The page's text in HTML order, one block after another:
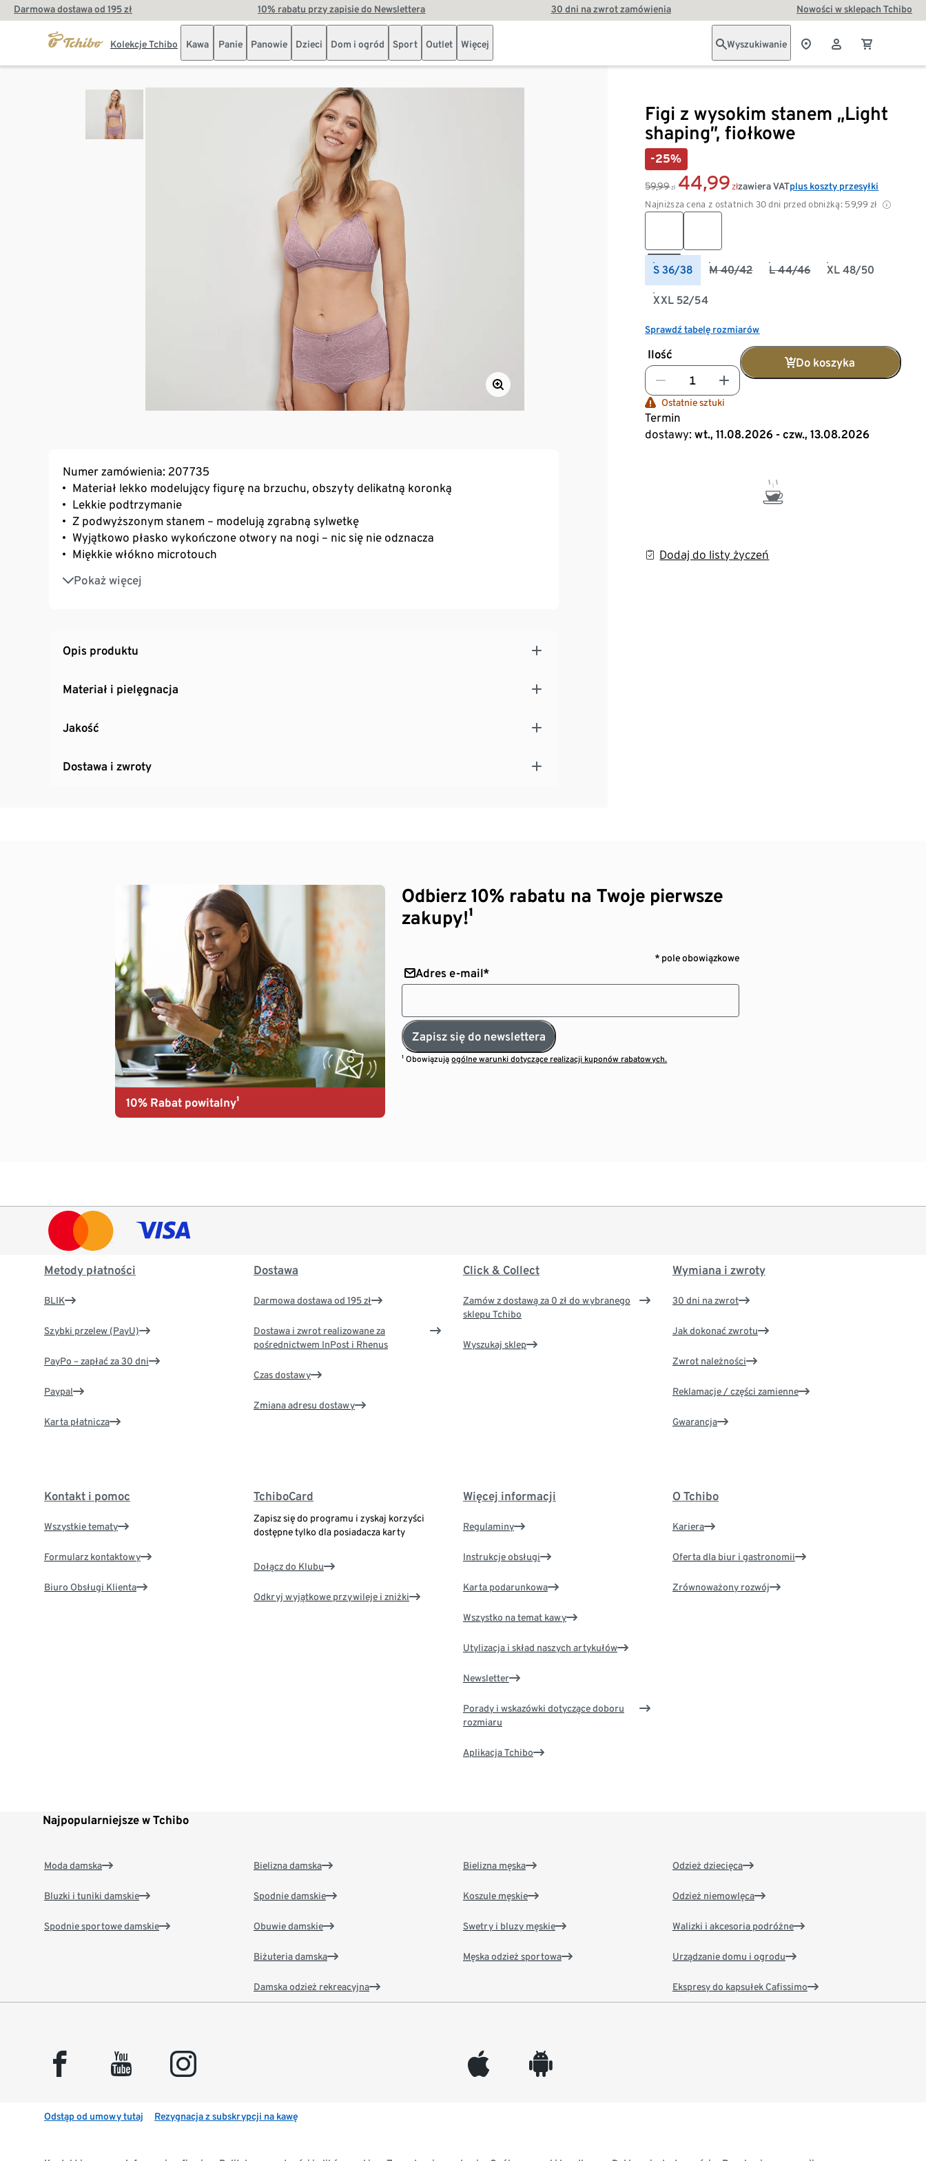
Darmowa dostawa od 195 zł 10% rabatu przy zapisie do Newslettera 30 dni na zwrot zamówienia Nowości w sklepach Tchibo
Kolekcje Tchibo Kawa Panie Panowie Dzieci Dom i ogród Sport Outlet Więcej Wyszukiwanie
Figi z wysokim stanem „Light
shaping”, fiołkowe
-25%
59,99 zł 44,99 zł
Najniższa cena z ostatnich 30 dni przed obniżką: 59,99 zł
zawiera VATplus koszty przesyłki
S 36/38 M 40/42 L 44/46 XL 48/50
XXL 52/54
Sprawdź tabelę rozmiarów
Ilość
Do koszyka
Ostatnie sztuki
Termin
dostawy: wt., 11.08.2026 - czw., 13.08.2026
Dodaj do listy życzeń
Numer zamówienia: 207735
Materiał lekko modelujący figurę na brzuchu, obszyty delikatną koronką
Lekkie podtrzymanie
Z podwyższonym stanem – modelują zgrabną sylwetkę
Wyjątkowo płasko wykończone otwory na nogi – nic się nie odznacza
Miękkie włókno microtouch
Pokaż więcej
Z zawartością wysokogatunkowego markowego elastanu zapewniającego trwałość i
wysoką wytrzymałość podczas prania
Opis produktu
Materiał i pielęgnacja
Jakość
Dostawa i zwroty
10% Rabat powitalny¹
Odbierz 10% rabatu na Twoje pierwsze
zakupy!¹
* pole obowiązkowe
Adres e-mail*
Zapisz się do newslettera
¹ Obowiązująogólne warunki dotyczące realizacji kuponów rabatowych.
Metody płatności
BLIK
Szybki przelew (PayU)
PayPo – zapłać za 30 dni
Paypal
Karta płatnicza
Dostawa
Darmowa dostawa od 195 zł
Dostawa i zwrot realizowane za
pośrednictwem InPost i Rhenus
Czas dostawy
Zmiana adresu dostawy
Click & Collect
Zamów z dostawą za 0 zł do wybranego
sklepu Tchibo
Wyszukaj sklep
Wymiana i zwroty
30 dni na zwrot
Jak dokonać zwrotu
Zwrot należności
Reklamacje / części zamienne
Gwarancja
Kontakt i pomoc
Wszystkie tematy
Formularz kontaktowy
Biuro Obsługi Klienta
TchiboCard
Zapisz się do programu i zyskaj korzyści
dostępne tylko dla posiadacza karty
Dołącz do Klubu
Odkryj wyjątkowe przywileje i zniżki
Więcej informacji
Regulaminy
Instrukcje obsługi
Karta podarunkowa
Wszystko na temat kawy
Utylizacja i skład naszych artykułów
Newsletter
Porady i wskazówki dotyczące doboru
rozmiaru
Aplikacja Tchibo
O Tchibo
Kariera
Oferta dla biur i gastronomii
Zrównoważony rozwój
Najpopularniejsze w Tchibo
Moda damska
Bluzki i tuniki damskie
Spodnie sportowe damskie
Bielizna damska
Spodnie damskie
Obuwie damskie
Biżuteria damska
Damska odzież rekreacyjna
Bielizna męska
Koszule męskie
Swetry i bluzy męskie
Męska odzież sportowa
Odzież dziecięca
Odzież niemowlęca
Walizki i akcesoria podróżne
Urządzanie domu i ogrodu
Ekspresy do kapsułek Cafissimo
facebook youtube instagram appleinc android
Odstąp od umowy tutaj Rezygnacja z subskrypcji na kawę